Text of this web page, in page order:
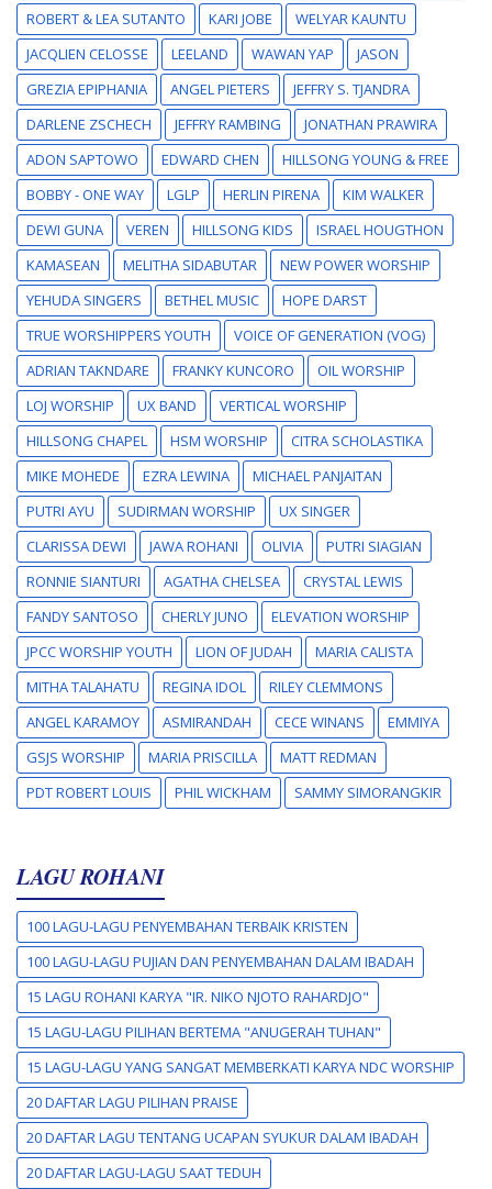
ROBERT & LEA SUTANTO
KARI JOBE
WELYAR KAUNTU
JACQLIEN CELOSSE
LEELAND WAWAN YAP
JASON
GREZIA EPIPHANIA
ANGEL PIETERS
JEFFRY S. TJANDRA
DARLENE ZSCHECH
JEFFRY RAMBING
JONATHAN PRAWIRA
ADON SAPTOWO
EDWARD CHEN
HILLSONG YOUNG & FREE
BOBBY - ONE WAY
LGLP HERLIN PIRENA
KIM WALKER
DEWI GUNA
VEREN HILLSONG KIDS
ISRAEL HOUGTHON
KAMASEAN
MELITHA SIDABUTAR
NEW POWER WORSHIP
YEHUDA SINGERS
BETHEL MUSIC
HOPE DARST
TRUE WORSHIPPERS YOUTH
VOICE OF GENERATION (VOG)
ADRIAN TAKNDARE
FRANKY KUNCORO
OIL WORSHIP
LOJ WORSHIP
UX BAND
VERTICAL WORSHIP
HILLSONG CHAPEL
HSM WORSHIP
CITRA SCHOLASTIKA
MIKE MOHEDE
EZRA LEWINA
MICHAEL PANJAITAN
PUTRI AYU
SUDIRMAN WORSHIP
UX SINGER
CLARISSA DEWI
JAWA ROHANI OLIVIA
PUTRI SIAGIAN
RONNIE SIANTURI
AGATHA CHELSEA
CRYSTAL LEWIS
FANDY SANTOSO
CHERLY JUNO
ELEVATION WORSHIP
JPCC WORSHIP YOUTH
LION OF JUDAH
MARIA CALISTA
MITHA TALAHATU
REGINA IDOL
RILEY CLEMMONS
ANGEL KARAMOY
ASMIRANDAH CECE WINANS
EMMIYA
GSJS WORSHIP
MARIA PRISCILLA
MATT REDMAN
PDT ROBERT LOUIS
PHIL WICKHAM SAMMY SIMORANGKIR
LAGU ROHANI
100 LAGU-LAGU PENYEMBAHAN TERBAIK KRISTEN
100 LAGU-LAGU PUJIAN DAN PENYEMBAHAN DALAM IBADAH
15 LAGU ROHANI KARYA "IR. NIKO NJOTO RAHARDJO"
15 LAGU-LAGU PILIHAN BERTEMA "ANUGERAH TUHAN"
15 LAGU-LAGU YANG SANGAT MEMBERKATI KARYA NDC WORSHIP
20 DAFTAR LAGU PILIHAN PRAISE
20 DAFTAR LAGU TENTANG UCAPAN SYUKUR DALAM IBADAH
20 DAFTAR LAGU-LAGU SAAT TEDUH